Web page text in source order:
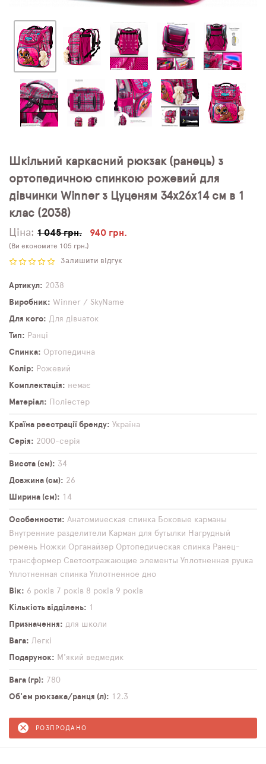
Шкільний каркасний рюкзак (ранець) з
ортопедичною спинкою рожевий для
дівчинки Winner з Цуценям 34х26х14 см в 1
клас (2038)
Ціна: 1 045 грн. 940 грн.
(Ви економите 105 грн.)
Залишити відгук
Артикул
2038
Виробник
Winner / SkyName
Для кого
Для дівчаток
Тип
Ранці
Спинка
Ортопедична
Колір
Рожевий
Комплектація
немає
Матеріал
Поліестер
Країна реєстрації бренду
Україна
Серія
2000-серія
Висота (см)
34
Довжина (см)
26
Ширина (см)
14
Особенности Анатомическая спинка Боковые карманы
Внутренние разделители Карман для бутылки Нагрудный
ремень Ножки Органайзер Ортопедическая спинка Ранец-
трансформер Светоотражающие элементы Уплотненная ручка
Уплотненная спинка Уплотненное дно
Вік
6 років 7 років 8 років 9 років
Кількість відділень
1
Призначення
для школи
Вага
Легкі
Подарунок
М'який ведмедик
Вага (гр)
780
Об'єм рюкзака/ранця (л)
12,3
РОЗПРОДАНО